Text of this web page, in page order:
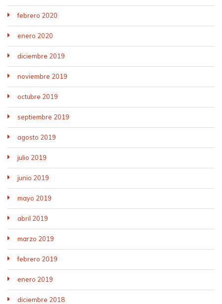
febrero 2020
enero 2020
diciembre 2019
noviembre 2019
octubre 2019
septiembre 2019
agosto 2019
julio 2019
junio 2019
mayo 2019
abril 2019
marzo 2019
febrero 2019
enero 2019
diciembre 2018